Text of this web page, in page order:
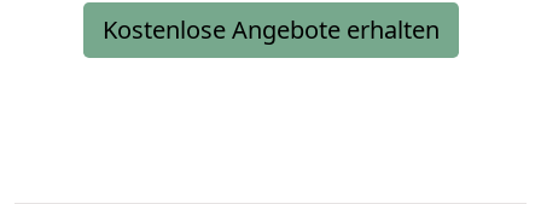
Kostenlose Angebote erhalten